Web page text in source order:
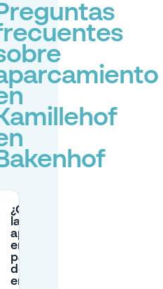
¿Cuáles son
las horas de
aparcamiento
en la calle de
pago cerca
de Kamillehof
en Bakenhof?